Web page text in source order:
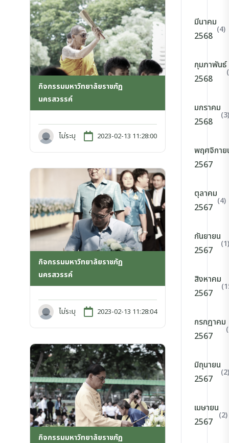
กิจกรรมมหาวิทยาลัยราชภัฏ
นครสวรรค์
ไม่ระบุ 2023-02-13 11:28:00
กิจกรรมมหาวิทยาลัยราชภัฏ
นครสวรรค์
ไม่ระบุ 2023-02-13 11:28:04
กิจกรรมมหาวิทยาลัยราชภัฏ
มีนาคม
2568
(4)
กุมภาพันธ์
2568
มกราคม
2568
(3)
พฤศจิกาย
2567
ตุลาคม
2567
(4)
กันยายน
2567
(1)
สิงหาคม
2567
กรกฎาคม
2567
มิถุนายน
2567
(2)
เมษายน
2567
(2)